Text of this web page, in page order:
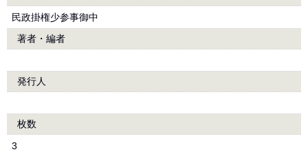
民政掛権少参事御中
著者・編者
発行人
枚数
3